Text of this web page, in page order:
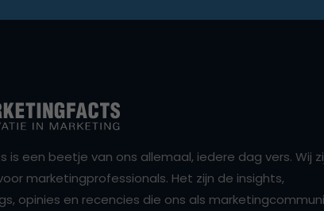
is een beetje van ons allemaal, iedere dag vers. Wij
marketingprofessionals. Het zijn de insights,
opinies en recencies die ons als